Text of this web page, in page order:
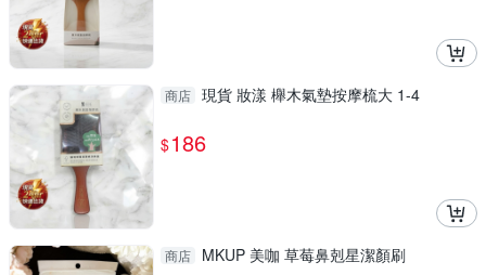
商店 現貨 妝漾 櫸木氣墊按摩梳大 1-4
$186
商店 MKUP 美咖 草莓鼻剋星潔顏刷